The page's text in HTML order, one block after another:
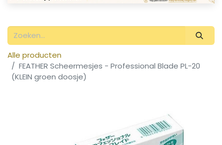
Alle producten
FEATHER Scheermesjes - Professional Blade PL-20
(KLEIN groen doosje)